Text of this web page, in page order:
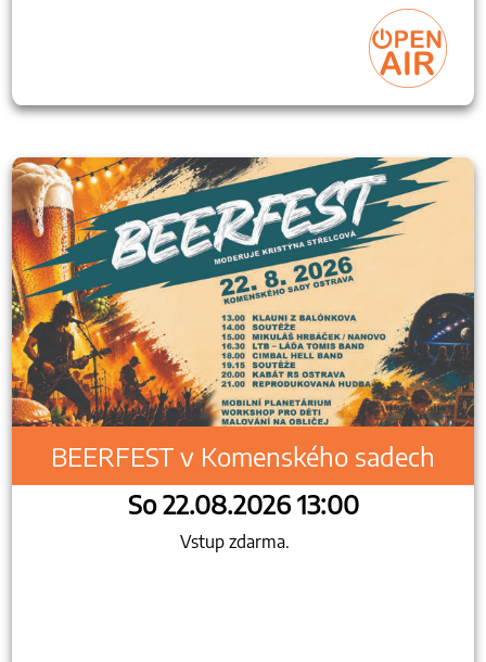
BEERFEST v Komenského sadech
So 22.08.2026 13:00
Vstup zdarma.